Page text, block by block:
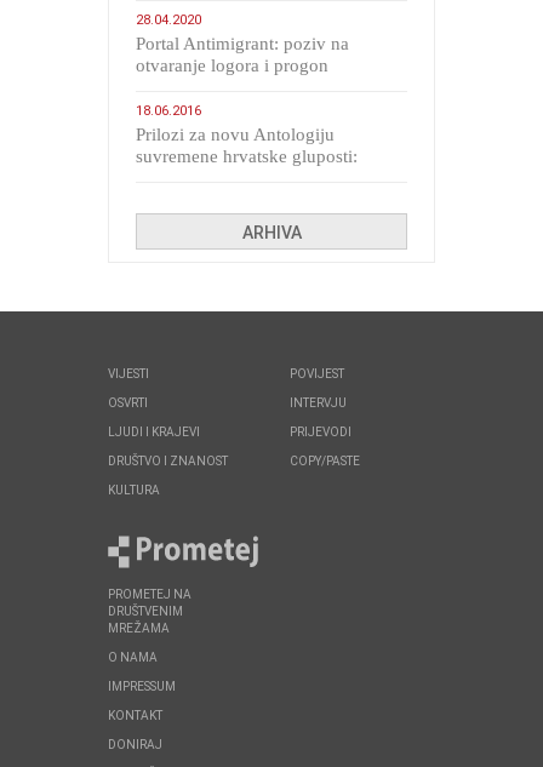
28.04.2020
Portal Antimigrant: poziv na
otvaranje logora i progon
18.06.2016
Prilozi za novu Antologiju
suvremene hrvatske gluposti:
ARHIVA
VIJESTI
OSVRTI
LJUDI I KRAJEVI
DRUŠTVO I ZNANOST
KULTURA
POVIJEST
INTERVJU
PRIJEVODI
COPY/PASTE
PROMETEJ NA
DRUŠTVENIM
MREŽAMA
O NAMA
IMPRESSUM
KONTAKT
DONIRAJ